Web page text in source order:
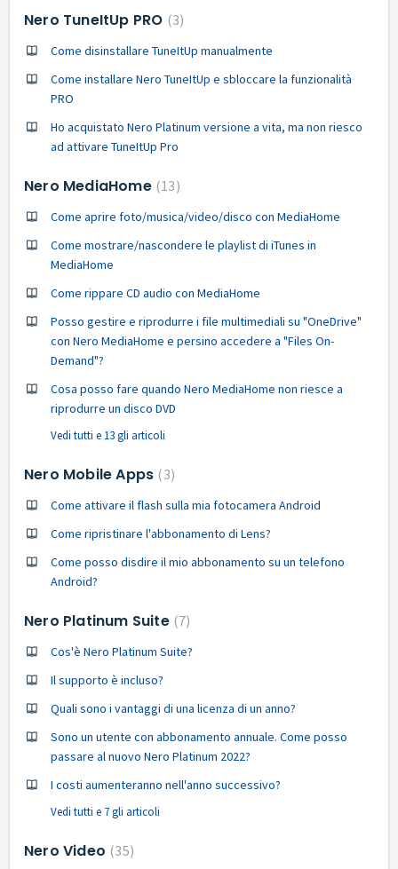
Nero TuneItUp PRO 3
Come disinstallare TuneItUp manualmente
Come installare Nero TuneItUp e sbloccare la funzionalità
PRO
Ho acquistato Nero Platinum versione a vita, ma non riesco
ad attivare TuneItUp Pro
Nero MediaHome 13
Come aprire foto/musica/video/disco con MediaHome
Come mostrare/nascondere le playlist di iTunes in
MediaHome
Come rippare CD audio con MediaHome
Posso gestire e riprodurre i file multimediali su "OneDrive"
con Nero MediaHome e persino accedere a "Files On-
Demand"?
Cosa posso fare quando Nero MediaHome non riesce a
riprodurre un disco DVD
Vedi tutti e 13 gli articoli
Nero Mobile Apps 3
Come attivare il flash sulla mia fotocamera Android
Come ripristinare l'abbonamento di Lens?
Come posso disdire il mio abbonamento su un telefono
Android?
Nero Platinum Suite 7
Cos'è Nero Platinum Suite?
Il supporto è incluso?
Quali sono i vantaggi di una licenza di un anno?
Sono un utente con abbonamento annuale. Come posso
passare al nuovo Nero Platinum 2022?
I costi aumenteranno nell'anno successivo?
Vedi tutti e 7 gli articoli
Nero Video 35